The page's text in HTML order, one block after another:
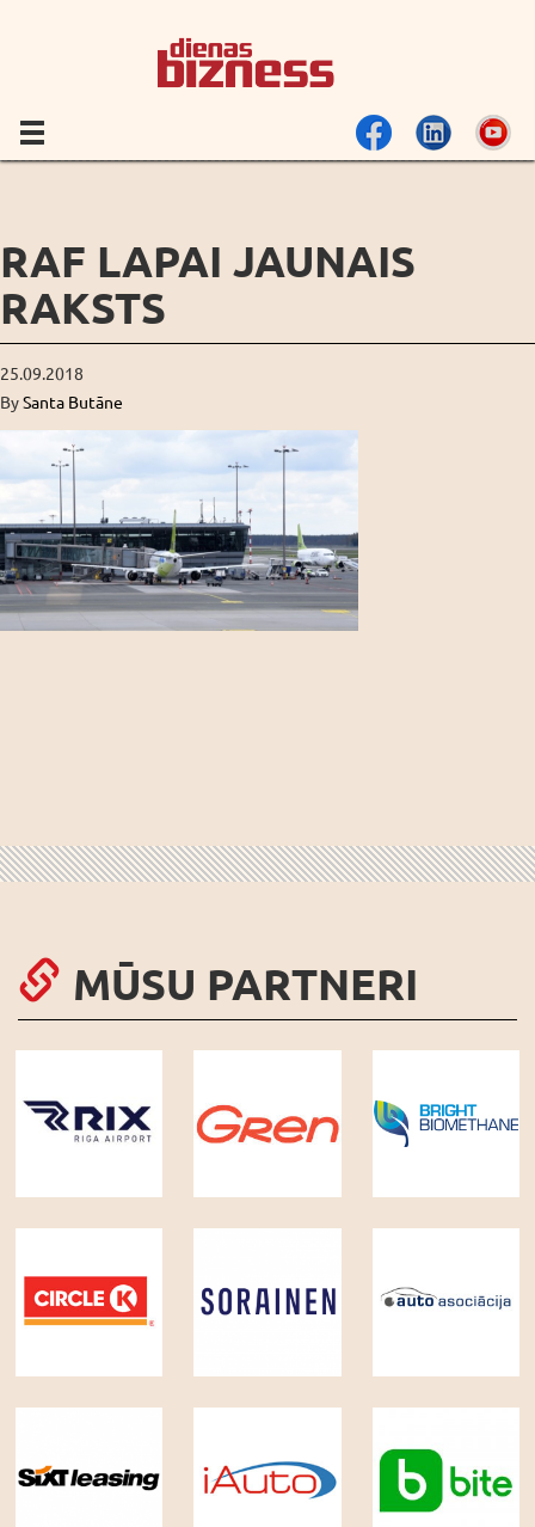
RAF LAPAI JAUNAIS
RAKSTS
25.09.2018
BySanta Butāne
MŪSU PARTNERI